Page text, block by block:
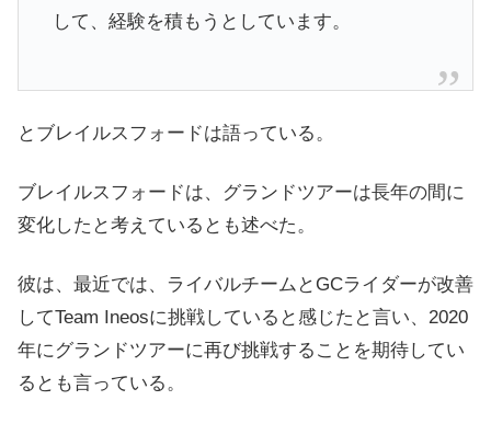
して、経験を積もうとしています。
とブレイルスフォードは語っている。
ブレイルスフォードは、グランドツアーは長年の間に
変化したと考えているとも述べた。
彼は、最近では、ライバルチームとGCライダーが改善
してTeam Ineosに挑戦していると感じたと言い、2020
年にグランドツアーに再び挑戦することを期待してい
るとも言っている。